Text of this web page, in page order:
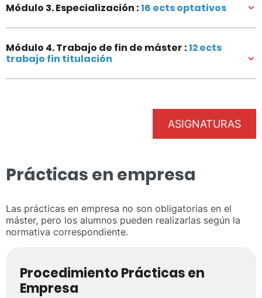
Módulo 3. Especialización :16 ects optativos
Módulo 4. Trabajo de fin de máster :12 ects
trabajo fin titulación
ASIGNATURAS
Prácticas en empresa
Las prácticas en empresa no son obligatorias en el
máster, pero los alumnos pueden realizarlas según la
normativa correspondiente.
Procedimiento Prácticas en
Empresa